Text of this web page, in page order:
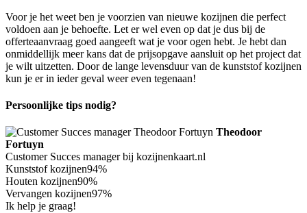
Voor je het weet ben je voorzien van nieuwe kozijnen die perfect
voldoen aan je behoefte. Let er wel even op dat je dus bij de
offerteaanvraag goed aangeeft wat je voor ogen hebt. Je hebt dan
onmiddellijk meer kans dat de prijsopgave aansluit op het project dat
je wilt uitzetten. Door de lange levensduur van de kunststof kozijnen
kun je er in ieder geval weer even tegenaan!
Persoonlijke tips nodig?
Theodoor
Fortuyn
Customer Succes manager bij kozijnenkaart.nl
Kunststof kozijnen94%
Houten kozijnen90%
Vervangen kozijnen97%
Ik help je graag!